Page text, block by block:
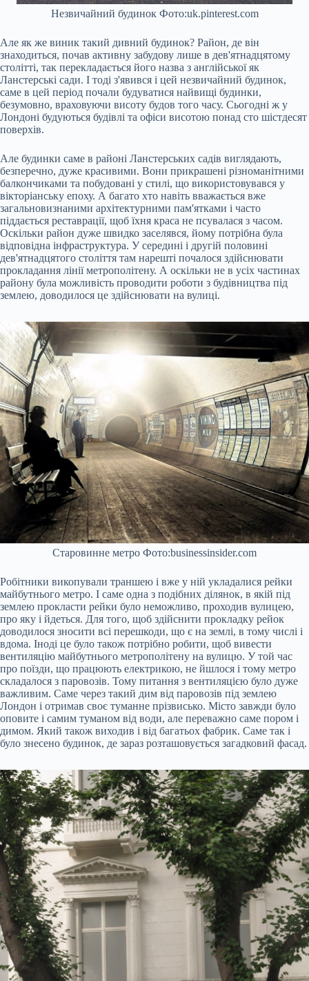
Незвичайний будинок Фото:uk.pinterest.com
Але як же виник такий дивний будинок? Район, де він
знаходиться, почав активну забудову лише в дев'ятнадцятому
столітті, так перекладається його назва з англійської як
Ланстерські сади. І тоді з'явився і цей незвичайний будинок,
саме в цей період почали будуватися найвищі будинки,
безумовно, враховуючи висоту будов того часу. Сьогодні ж у
Лондоні будуються будівлі та офіси висотою понад сто шістдесят
поверхів.
Але будинки саме в районі Ланстерських садів виглядають,
безперечно, дуже красивими. Вони прикрашені різноманітними
балкончиками та побудовані у стилі, що використовувався у
вікторіанську епоху. А багато хто навіть вважається вже
загальновизнаними архітектурними пам'ятками і часто
піддається реставрації, щоб їхня краса не псувалася з часом.
Оскільки район дуже швидко заселявся, йому потрібна була
відповідна інфраструктура. У середині і другій половині
дев'ятнадцятого століття там нарешті почалося здійснювати
прокладання лінії метрополітену. А оскільки не в усіх частинах
району була можливість проводити роботи з будівництва під
землею, доводилося це здійснювати на вулиці.
Старовинне метро Фото:businessinsider.com
Робітники викопували траншею і вже у ній укладалися рейки
майбутнього метро. І саме одна з подібних ділянок, в якій під
землею прокласти рейки було неможливо, проходив вулицею,
про яку і йдеться. Для того, щоб здійснити прокладку рейок
доводилося зносити всі перешкоди, що є на землі, в тому числі і
вдома. Іноді це було також потрібно робити, щоб вивести
вентиляцію майбутнього метрополітену на вулицю. У той час
про поїзди, що працюють електрикою, не йшлося і тому метро
складалося з паровозів. Тому питання з вентиляцією було дуже
важливим. Саме через такий дим від паровозів під землею
Лондон і отримав своє туманне прізвисько. Місто завжди було
оповите і самим туманом від води, але переважно саме пором і
димом. Який також виходив і від багатьох фабрик. Саме так і
було знесено будинок, де зараз розташовується загадковий фасад.